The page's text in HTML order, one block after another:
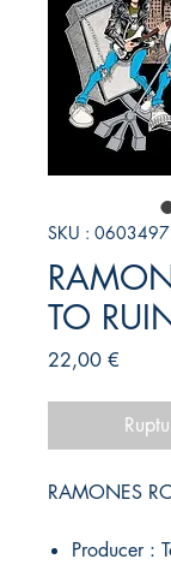
SKU :
TO
22,00 €Prix
RAMONES
Producer :